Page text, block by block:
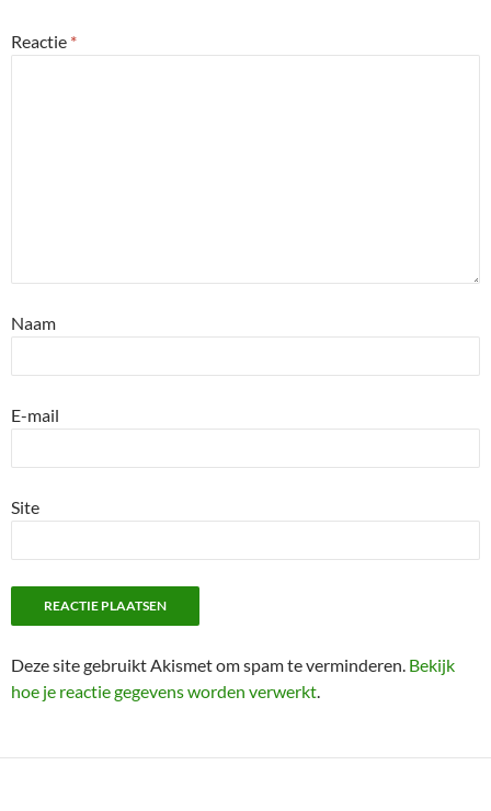
Reactie *
Naam
E-mail
Site
Deze site gebruikt Akismet om spam te verminderen. Bekijk
hoe je reactie gegevens worden verwerkt.